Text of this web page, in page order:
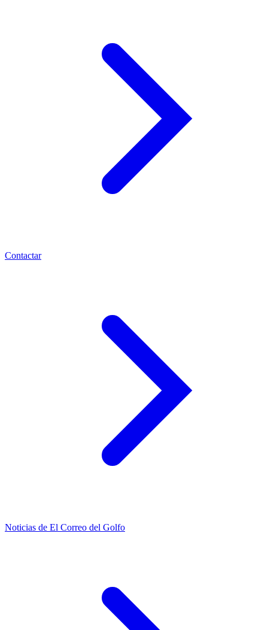
Contactar
Noticias de El Correo del Golfo